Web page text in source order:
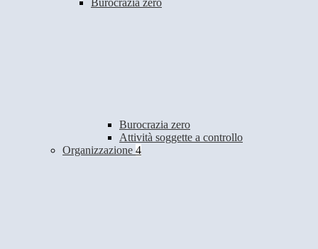
Burocrazia zero
Burocrazia zero
Attività soggette a controllo
Organizzazione 4